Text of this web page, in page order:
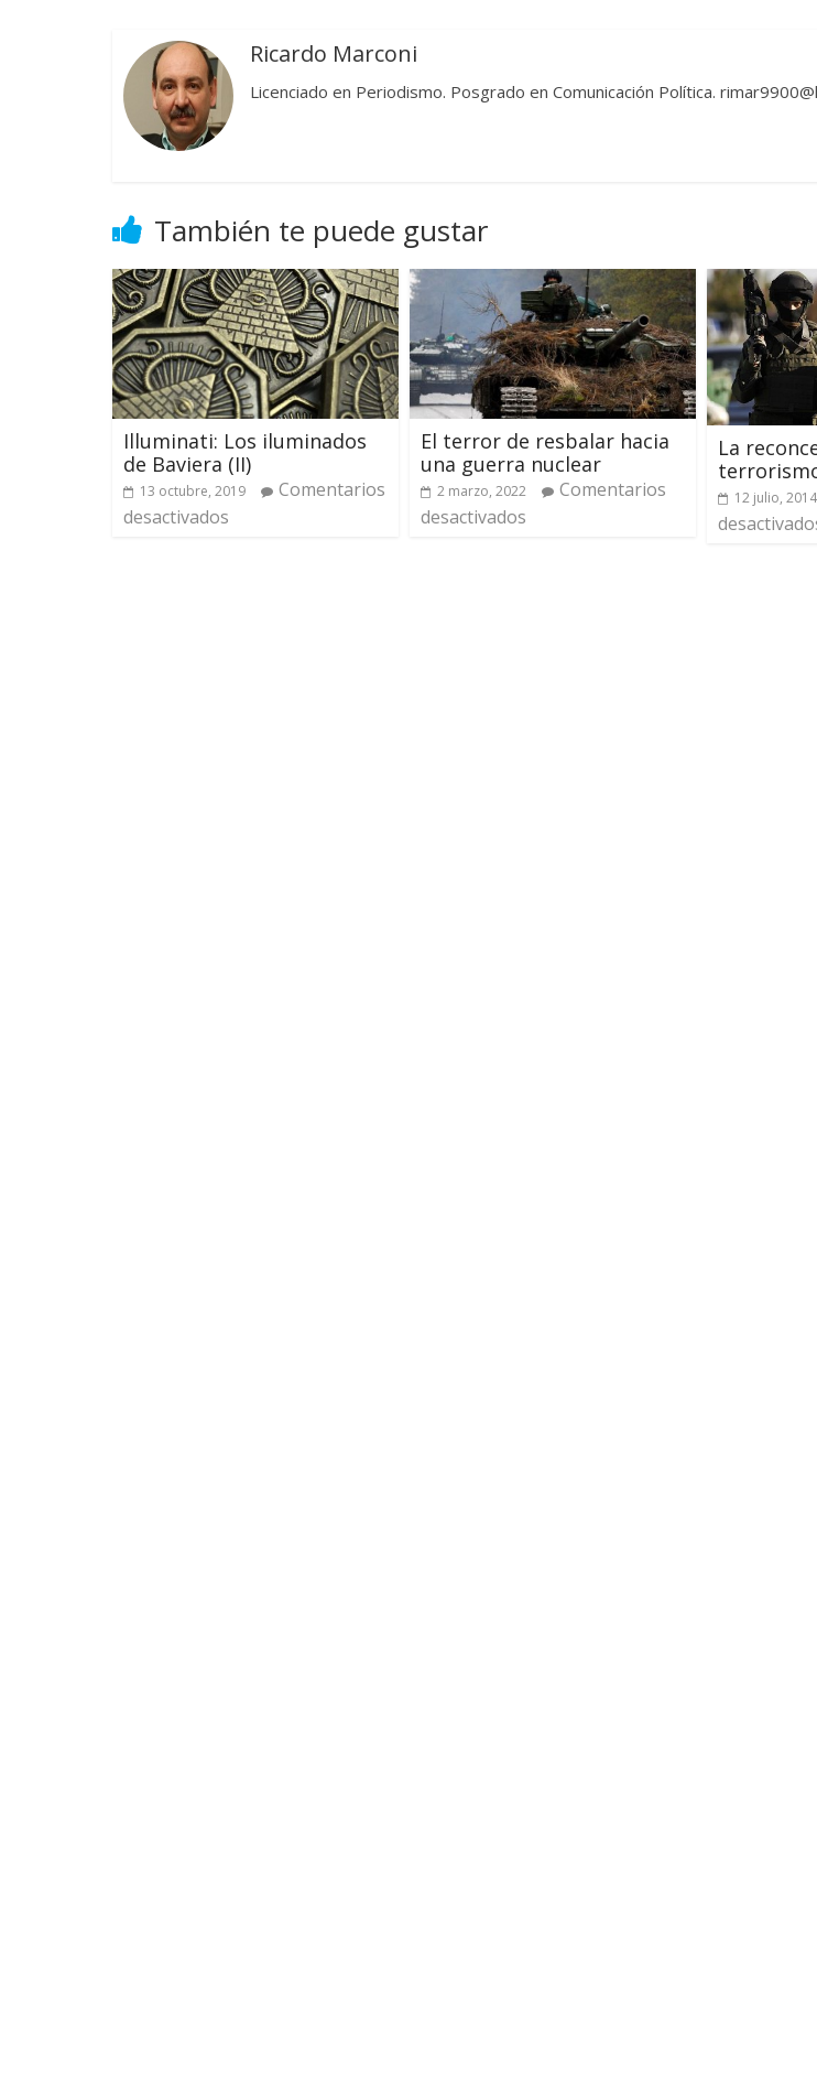
Ricardo Marconi
Licenciado en Periodismo. Posgrado en Comunicación Política.
También te puede gustar
Illuminati: Los iluminados
de Baviera (II)
13 octubre, 2019
Comentarios
desactivados
El terror de resbalar hacia
una guerra nuclear
2 marzo, 2022
Comentarios
desactivados
La
12 julio, 2014